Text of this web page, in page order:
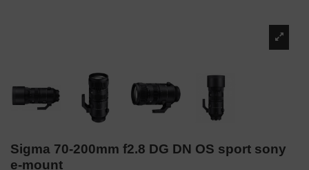
Sigma 70-200mm f2.8 DG DN OS sport sony
e-mount